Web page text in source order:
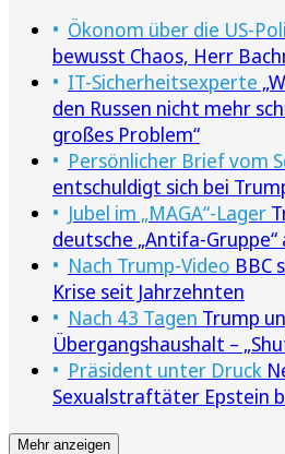
Ökonom über die US-
bewusst Chaos, Herr
IT-Sicherheitsexperte
den Russen nicht mehr
großes Problem“
Persönlicher Brief vom
entschuldigt sich bei
Jubel im „MAGA“-Lager
deutsche „Antifa-
Nach Trump-Video BBC
Krise seit Jahrzehnten
Nach 43 Tagen Trump
Übergangshaushalt –
Präsident unter Druck
Sexualstraftäter Epstein
Mehr anzeigen